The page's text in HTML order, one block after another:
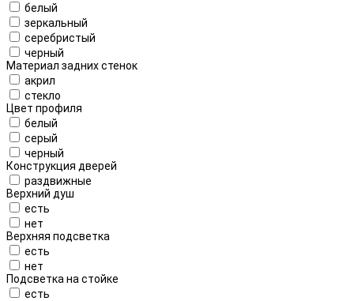
белый
зеркальный
серебристый
черный
Материал задних стенок
акрил
стекло
Цвет профиля
белый
серый
черный
Конструкция дверей
раздвижные
Верхний душ
есть
нет
Верхняя подсветка
есть
нет
Подсветка на стойке
есть